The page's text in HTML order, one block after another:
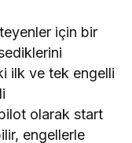
için bir
ilk ve tek engelli
olarak start
engellerle